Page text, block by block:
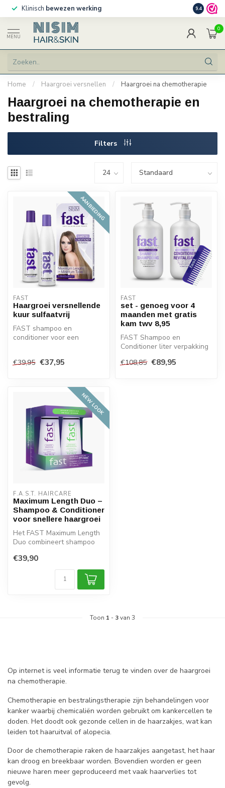
Klinisch bewezen werking 9.4
MENU
0
Home / Haargroei versnellen / Haargroei na chemotherapie
Haargroei na chemotherapie en
bestraling
Filters
AANBIEDING
FAST
Haargroei versnellende
kuur sulfaatvrij
FAST shampoo en
conditioner voor een
€39,95 €37,95
FAST
set - genoeg voor 4
maanden met gratis
kam twv 8,95
FAST Shampoo en
Conditioner liter verpakking
versnellen, dit ...
€108,85 €89,95
NEW LOOK
F.A.S.T. HAIRCARE
Maximum Length Duo –
Shampoo & Conditioner
voor snellere haargroei
Het FAST Maximum Length
Duo combineert shampoo
aminozuren, bi...
€39,90
Toon 1 - 3van 3
Op internet is veel informatie terug te vinden over de haargroei
na chemotherapie.
Chemotherapie en bestralingstherapie zijn behandelingen voor
kanker waarbij chemicaliën worden gebruikt om kankercellen te
doden. Het doodt ook gezonde cellen in de haarzakjes, wat kan
leiden tot haaruitval of alopecia.
Door de chemotherapie raken de haarzakjes aangetast, het haar
kan droog en breekbaar worden. Bovendien worden er geen
nieuwe haren meer geproduceerd met vaak haarverlies tot
gevolg.